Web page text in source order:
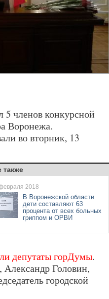
5 членов конкурсной
Воронежа.
во вторник, 13
также
2018
В Воронежской области
дети составляют 63
процента от всех больных
гриппом и ОРВИ
депутаты горДумы.
Головин,
городской